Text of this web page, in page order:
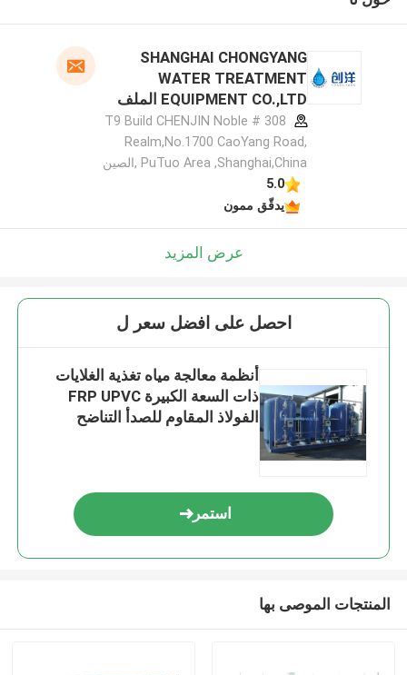
SHANGHAI CHONGYANG
WATER TREATMENT
EQUIPMENT CO.,LTD الملف
الشركة المصنعة308 # T9 Build CHENJIN Noble
Realm,No.1700 CaoYang Road,
PuTuo Area ,Shanghai,China ,الصين
5.0
يدقّق ممون
عرض المزيد
احصل على افضل سعر ل
أنظمة معالجة مياه تغذية الغلايات
ذات السعة الكبيرة FRP UPVC
الفولاذ المقاوم للصدأ التناضح
استمر
المنتجات الموصى بها